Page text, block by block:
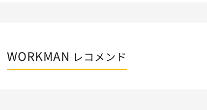
WORKMAN レコメンド